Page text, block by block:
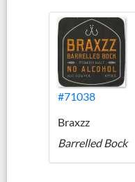
#71038
Braxzz
Barrelled Bock